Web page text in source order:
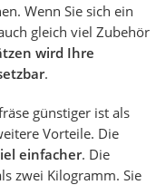
Wenn Sie sich ein
gleich viel Zubehör
wird Ihre
.
günstiger ist als
Vorteile. Die
einfacher. Die
zwei Kilogramm. Sie